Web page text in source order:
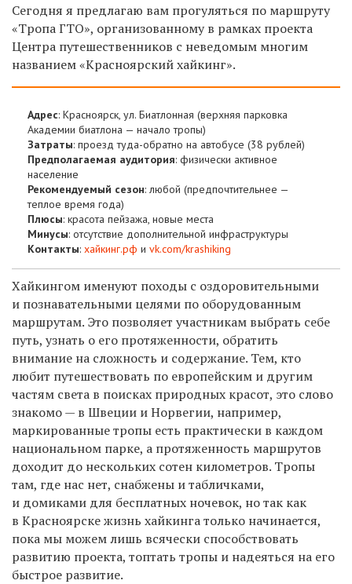
Сегодня я предлагаю вам прогуляться по маршруту
«Тропа ГТО», организованному в рамках проекта
Центра путешественников с неведомым многим
названием «Красноярский хайкинг».
Адрес: Красноярск, ул. Биатлонная (верхняя парковка
Академии биатлона — начало тропы)
Затраты: проезд туда-обратно на автобусе (38 рублей)
Предполагаемая аудитория: физически активное
население
Рекомендуемый сезон: любой (предпочтительнее —
теплое время года)
Плюсы: красота пейзажа, новые места
Минусы: отсутствие дополнительной инфраструктуры
Контакты: хайкинг.рф и vk.com/krashiking
Хайкингом именуют походы с оздоровительными
и познавательными целями по оборудованным
маршрутам. Это позволяет участникам выбрать себе
путь, узнать о его протяженности, обратить
внимание на сложность и содержание. Тем, кто
любит путешествовать по европейским и другим
частям света в поисках природных красот, это слово
знакомо — в Швеции и Норвегии, например,
маркированные тропы есть практически в каждом
национальном парке, а протяженность маршрутов
доходит до нескольких сотен километров. Тропы
там, где нас нет, снабжены и табличками,
и домиками для бесплатных ночевок, но так как
в Красноярске жизнь хайкинга только начинается,
пока мы можем лишь всячески способствовать
развитию проекта, топтать тропы и надеяться на его
быстрое развитие.